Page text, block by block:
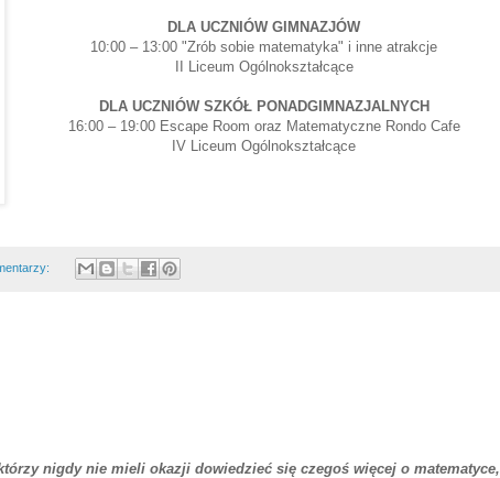
DLA UCZNIÓW GIMNAZJÓW
10:00 – 13:00 "Zrób sobie matematyka" i inne atrakcje
II Liceum Ogólnokształcące
DLA UCZNIÓW SZKÓŁ PONADGIMNAZJALNYCH
16:00 – 19:00 Escape Room oraz Matematyczne Rondo Cafe
IV Liceum Ogólnokształcące
nigdy nie mieli okazji dowiedzieć się czegoś więcej o matematyce,